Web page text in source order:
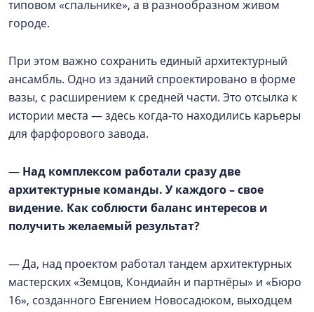
типовом «спальнике», а в разнообразном живом
городе.
При этом важно сохранить единый архитектурный
ансамбль. Одно из зданий спроектировано в форме
вазы, с расширением к средней части. Это отсылка к
истории места — здесь когда-то находились карьеры
для фарфорового завода.
— Над комплексом работали сразу две
архитектурные команды. У каждого – свое
видение. Как соблюсти баланс интересов и
получить желаемый результат?
— Да, над проектом работал тандем архитектурных
мастерских «Земцов, Кондиайн и партнёры» и «Бюро
16», созданного Евгением Новосадюком, выходцем